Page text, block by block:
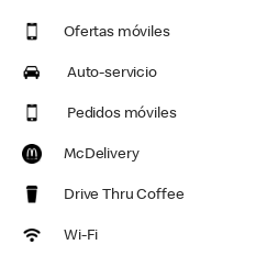
Ofertas móviles
Auto-servicio
Pedidos móviles
McDelivery
Drive Thru Coffee
Wi-Fi